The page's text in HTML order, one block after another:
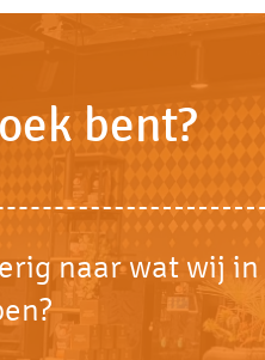
bent?
naar wat wij in